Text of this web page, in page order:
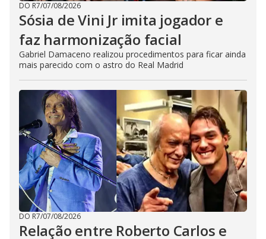
DO R7/07/08/2026
Sósia de Vini Jr imita jogador e
faz harmonização facial
Gabriel Damaceno realizou procedimentos para ficar ainda
mais parecido com o astro do Real Madrid
DO R7/07/08/2026
Relação entre Roberto Carlos e